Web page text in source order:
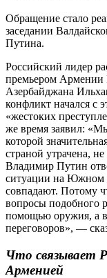
Обращение стало
заседании
Путина.
Российский лидер
премьером
Азербайджана
конфликт начался с
«жестоких
же время заявил:
которой
страной утрачена,
Владимир Путин
ситуации на Южном
совпадают. Потому
вопросы подобного
помощью оружия, а в
переговоров», —
Что связывает
Арменией